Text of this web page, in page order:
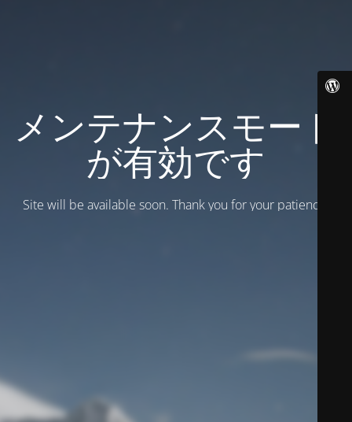
メンテナンスモード
が有効です
Site will be available soon. Thank you for your patience!